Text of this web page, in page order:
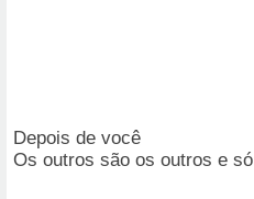
Depois de você
Os outros são os outros e só